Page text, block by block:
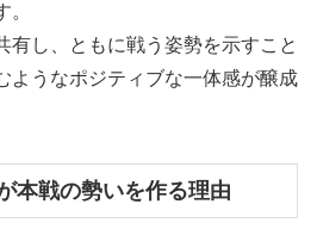
有し、ともに戦う姿勢を示すこと
ようなポジティブな一体感が醸成
本戦の勢いを作る理由